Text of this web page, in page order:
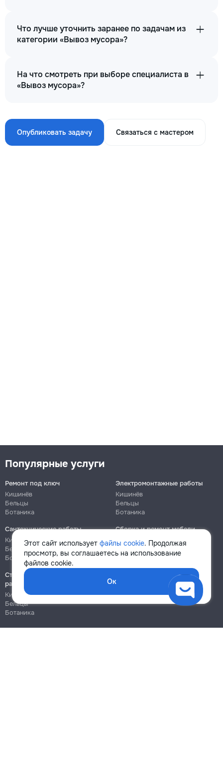
Что лучше уточнить заранее по задачам из
категории «Вывоз мусора»?
На что смотреть при выборе специалиста в
«Вывоз мусора»?
Опубликовать задачу Связаться с мастером
Этот сайт использует файлы cookie. Продолжая
просмотр, вы соглашаетесь на использование
файлов cookie.
Ок
Популярные услуги
Ремонт под ключ
Кишинёв
Бельцы
Ботаника
Электромонтажные работы
Кишинёв
Бельцы
Ботаника
Сантехнические работы
Кишинёв
Бельцы
Ботаника
Сборка и ремонт мебели
Кишинёв
Ботаника
Строительно-монтажные
работы
Кишинёв
Бельцы
Ботаника